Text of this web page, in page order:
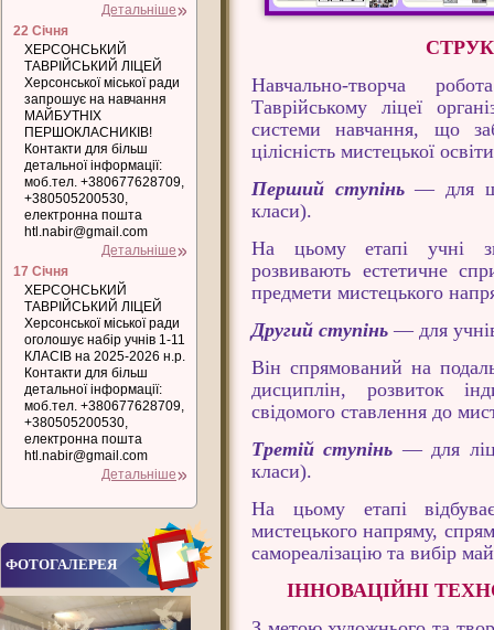
Навчально-творча
Таврійському ліцеї
системи навчання, що
цілісність мистецької
Перший ступінь— для
класи).
На цьому етапі учні
розвивають естетичне
предмети мистецького
Другий ступінь — для
Він спрямований на
дисциплін, розвиток
свідомого ставлення до
Третій ступінь — для
класи).
На цьому етапі
мистецького напряму,
самореалізацію та вибір
ІННОВАЦІЙНІ
Детальніше
22 Січня
ХЕРСОНСЬКИЙ
ТАВРІЙСЬКИЙ ЛІЦЕЙ
Херсонської міської ради
запрошує на навчання
МАЙБУТНІХ
ПЕРШОКЛАСНИКІВ!
Контакти для більш
детальної інформації:
моб.тел. +380677628709,
+380505200530,
електронна пошта
htl.nabir@gmail.com
Детальніше
17 Січня
ХЕРСОНСЬКИЙ
ТАВРІЙСЬКИЙ ЛІЦЕЙ
Херсонської міської ради
оголошує набір учнів 1-11
КЛАСІВ на 2025-2026 н.р.
Контакти для більш
детальної інформації:
моб.тел. +380677628709,
+380505200530,
електронна пошта
htl.nabir@gmail.com
Детальніше
ФОТОГАЛЕРЕЯ